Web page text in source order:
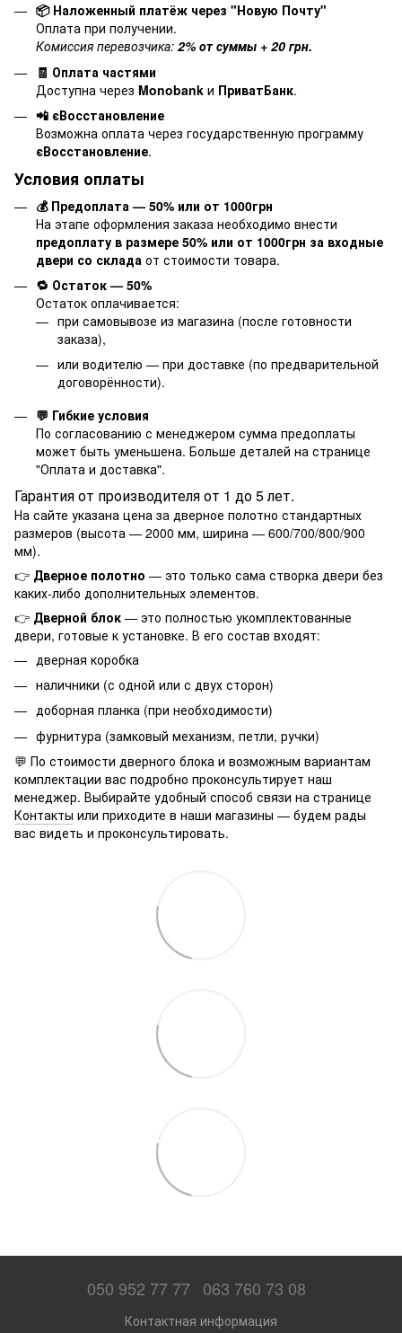
📦 Наложенный платёж через "Новую Почту"
Оплата при получении.
Комиссия перевозчика: 2% от суммы + 20 грн.
🧾 Оплата частями
Доступна через Monobank и ПриватБанк.
📲 єВосстановление
Возможна оплата через государственную программу
єВосстановление.
Условия оплаты
💰 Предоплата — 50% или от 1000грн
На этапе оформления заказа необходимо внести
предоплату в размере 50% или от 1000грн за входные
двери со склада от стоимости товара.
🔁 Остаток — 50%
Остаток оплачивается:
при самовывозе из магазина (после готовности
заказа),
или водителю — при доставке (по предварительной
договорённости).
💬 Гибкие условия
По согласованию с менеджером сумма предоплаты
может быть уменьшена. Больше деталей на странице
"Оплата и доставка".
Гарантия от производителя от 1 до 5 лет.
На сайте указана цена за дверное полотно стандартных
размеров (высота — 2000 мм, ширина — 600/700/800/900
мм).
👉 Дверное полотно — это только сама створка двери без
каких-либо дополнительных элементов.
👉 Дверной блок — это полностью укомплектованные
двери, готовые к установке. В его состав входят:
дверная коробка
наличники (с одной или с двух сторон)
доборная планка (при необходимости)
фурнитура (замковый механизм, петли, ручки)
💬 По стоимости дверного блока и возможным вариантам
комплектации вас подробно проконсультирует наш
менеджер. Выбирайте удобный способ связи на странице
Контакты или приходите в наши магазины — будем рады
вас видеть и проконсультировать.
050 952 77 77 063 760 73 08
Контактная информация